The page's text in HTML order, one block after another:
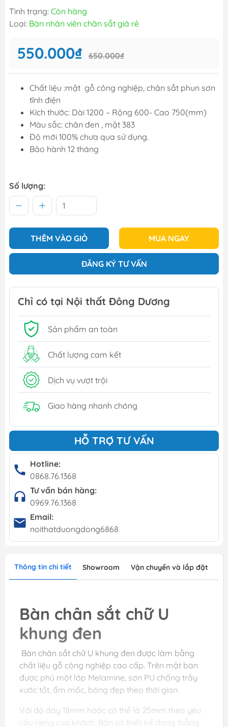
Tình trạng: Còn hàng
Loại: Bàn nhân viên chân sắt giá rẻ
550.000₫ 650.000₫
Chất liệu :mặt gỗ công nghiệp, chân sắt phun sơn
tĩnh điện
Kích thước: Dài 1200 – Rộng 600- Cao 750(mm)
Màu sắc: chân đen , mặt 383
Độ mới 100% chưa qua sử dụng.
Bảo hành 12 tháng
Số lượng:
THÊM VÀO GIỎ MUA NGAY
ĐĂNG KÝ TƯ VẤN
Chỉ có tại Nội thất Đông Dương
Sản phẩm an toàn
Chất lượng cam kết
Dịch vụ vượt trội
Giao hàng nhanh chóng
HỖ TRỢ TƯ VẤN
Hotline:
0868.76.1368
Tư vấn bán hàng:
0969.76.1368
Email:
noithatduongdong6868
Thông tin chi tiết Showroom Vận chuyển và lắp đặt
Bàn chân sắt chữ U
khung đen
Bàn chân sắt chữ U khung đen được làm bằng
chất liệu gỗ công nghiệp cao cấp. Trên mặt bàn
được phủ một lớp Melamine, sơn PU chống trầy
xước tốt, ẩm mốc, bóng đẹp theo thời gian.
Với độ dày 18mm hoặc có thể là 25mm theo yêu
cầu riêng của khách. Bàn có thiết kế dạng thẳng